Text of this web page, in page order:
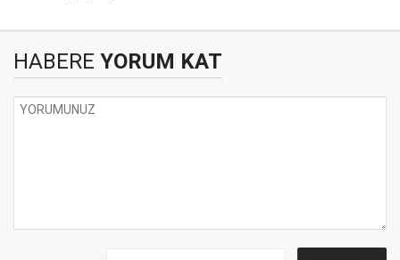
HABERE YORUM KAT